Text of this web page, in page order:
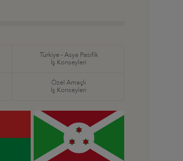
Türkiye - Asya Pasifik
İş Konseyleri
Özel Amaçlı
İş Konseyleri